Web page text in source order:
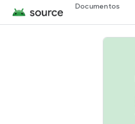
Documentos